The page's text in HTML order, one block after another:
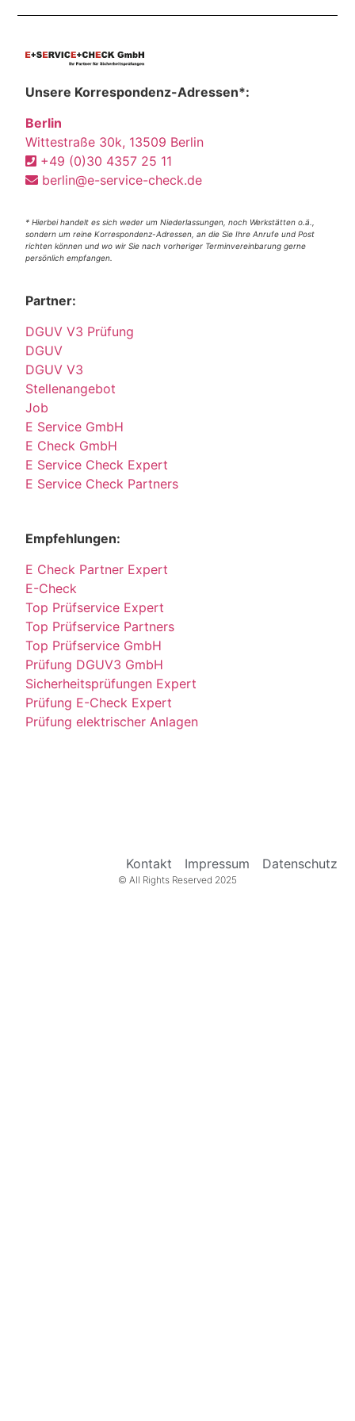
Unsere Korrespondenz-Adressen*:
Berlin
Wittestraße 30k, 13509 Berlin
+49 (0)30 4357 25 11
berlin@e-service-check.de
* Hierbei handelt es sich weder um Niederlassungen, noch Werkstätten o.ä.,
sondern um reine Korrespondenz-Adressen, an die Sie Ihre Anrufe und Post
richten können und wo wir Sie nach vorheriger Terminvereinbarung gerne
persönlich empfangen.
Partner:
DGUV V3 Prüfung
DGUV
DGUV V3
Stellenangebot
Job
E Service GmbH
E Check GmbH
E Service Check Expert
E Service Check Partners
Empfehlungen:
E Check Partner Expert
E-Check
Top Prüfservice Expert
Top Prüfservice Partners
Top Prüfservice GmbH
Prüfung DGUV3 GmbH
Sicherheitsprüfungen Expert
Prüfung E-Check Expert
Prüfung elektrischer Anlagen
Kontakt Impressum Datenschutz
© All Rights Reserved 2025